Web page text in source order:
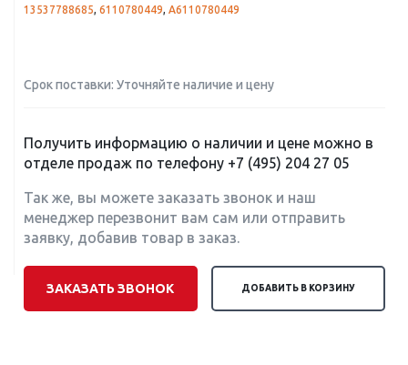
13537788685, 6110780449, A6110780449
Срок поставки: Уточняйте наличие и цену
Получить информацию о наличии и цене можно в
отделе продаж по телефону +7 (495) 204 27 05
Так же, вы можете заказать звонок и наш
менеджер перезвонит вам сам или отправить
заявку, добавив товар в заказ.
ЗАКАЗАТЬ ЗВОНОК ДОБАВИТЬ В КОРЗИНУ